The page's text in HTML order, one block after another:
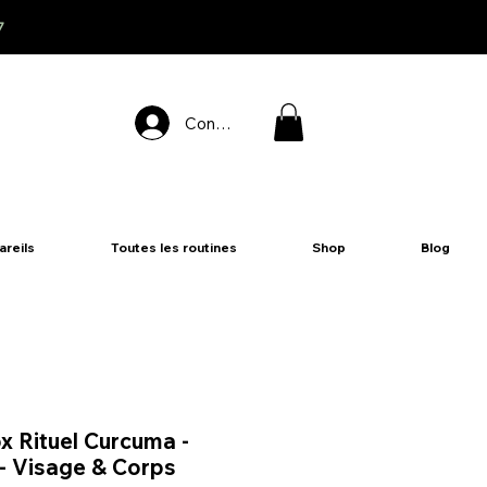
Connexion
Toutes les routines Shop Blog
Rituel Curcuma -
Visage & Corps